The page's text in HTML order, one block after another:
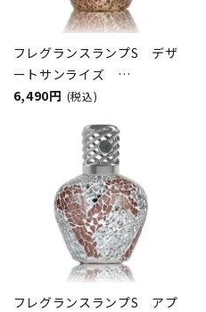
フレグランスランプS デザ
ートサンライズ
ASHLEIGH&BURWOOD（ア
6,490円 (税込)
フレグランスランプS アプ